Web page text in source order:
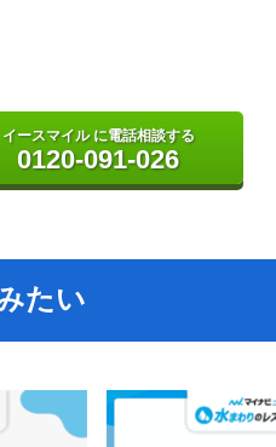
イースマイル に電話相談する
0120-091-026
たい